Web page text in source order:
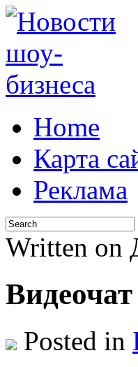
Home
Карта
Реклама
Written on
Posted in